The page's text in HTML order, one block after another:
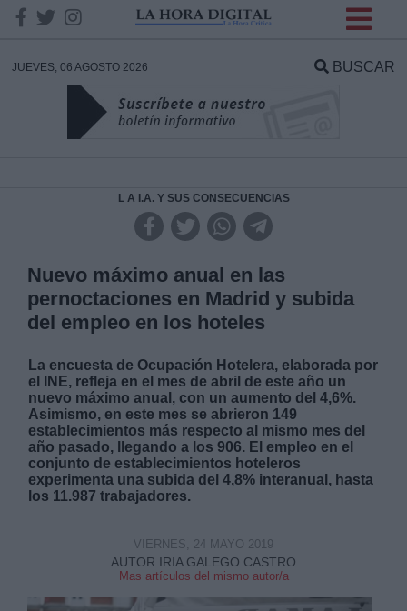
JUEVES, 06 AGOSTO 2026 BUSCAR
L A I.A. Y SUS CONSECUENCIAS
Nuevo máximo anual en las
pernoctaciones en Madrid y subida
del empleo en los hoteles
La encuesta de Ocupación Hotelera, elaborada por
el INE, refleja en el mes de abril de este año un
nuevo máximo anual, con un aumento del 4,6%.
Asimismo, en este mes se abrieron 149
establecimientos más respecto al mismo mes del
año pasado, llegando a los 906. El empleo en el
conjunto de establecimientos hoteleros
experimenta una subida del 4,8% interanual, hasta
los 11.987 trabajadores.
AUTOR IRIA GALEGO CASTRO
Mas artículos del mismo autor/a
VIERNES, 24 MAYO 2019
DATOS
Responsable:
Legitimación:
Destinatarios:
link
Información adicional